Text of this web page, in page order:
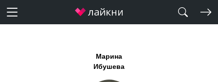
Марина
Ибушева